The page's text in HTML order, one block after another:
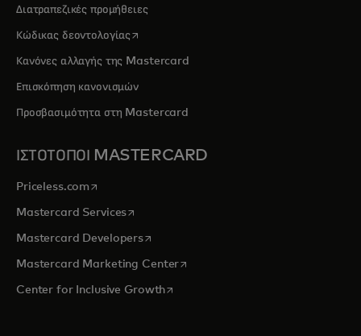
Διατραπεζικές προμήθειες
Κώδικας δεοντολογίαςopens in a new tab
Κανόνες αλλαγής της Mastercard
Επισκόπηση κανονισμών
Προσβασιμότητα στη Mastercard
ΙΣΤΟΤΟΠΟΙ MASTERCARD
Priceless.com opens in a new tab
Mastercard Servicesopens in a new tab
Mastercard Developersopens in a new tab
Mastercard Marketing Centeropens in a new tab
Center for Inclusive Growthopens in a new tab